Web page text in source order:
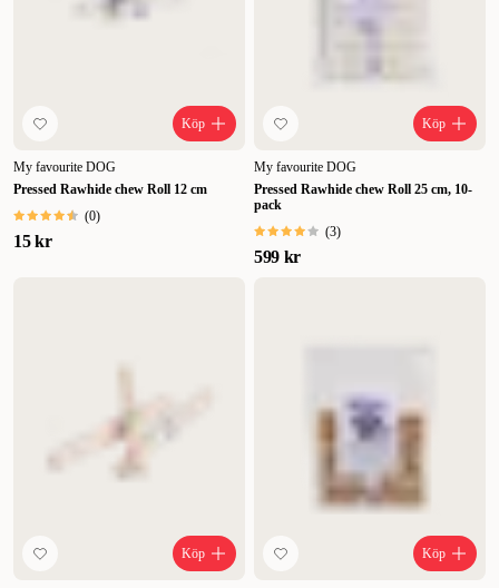
Köp
My favourite DOG
Pressed Rawhide chew Roll 12 cm
(0)
15 kr
Köp
My favourite DOG
Pressed Rawhide chew Roll 25 cm, 10-
pack
(3)
599 kr
Köp Köp